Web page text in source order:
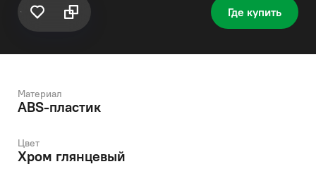
Где купить
Материал
ABS-пластик
Цвет
Хром глянцевый